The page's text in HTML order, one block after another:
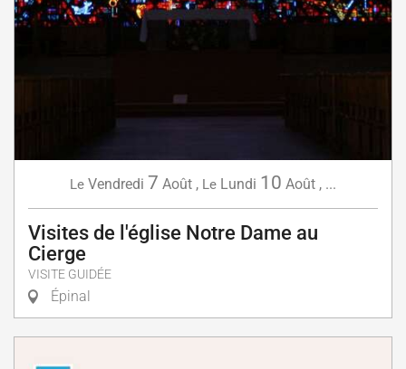
Le Vendredi 7 Août , Le Lundi 10 Août , ...
Visites de l'église Notre Dame au
Cierge
VISITE GUIDÉE
Épinal